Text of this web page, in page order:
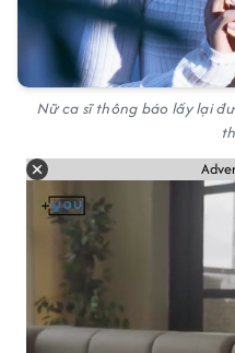
Nữ ca sĩ thông báo lấy lại